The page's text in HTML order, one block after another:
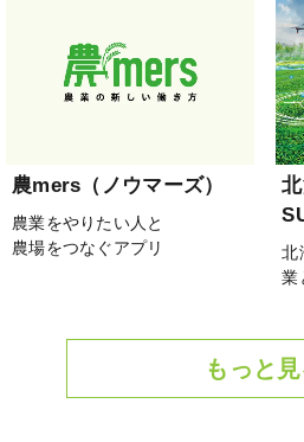
農mers（ノウマーズ）
農業をやりたい人と
農場をつなぐアプリ
北
業
もっと見